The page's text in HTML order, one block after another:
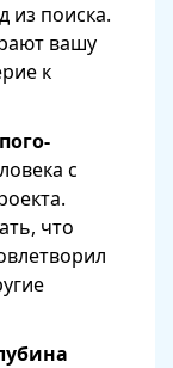
из поиска.
вашу
к
с
что